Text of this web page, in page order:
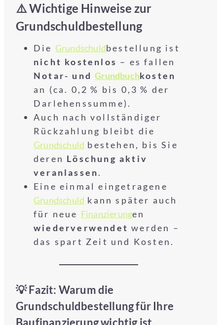
⚠️ Wichtige Hinweise zur
Grundschuldbestellung
Die Grundschuldbestellung ist
nicht kostenlos – es fallen
Notar- undGrundbuchkosten
an (ca. 0,2 % bis 0,3 % der
Darlehenssumme).
Auch nach vollständiger
Rückzahlung bleibt die
Grundschuld bestehen, bis Sie
deren Löschung aktiv
veranlassen.
Eine einmal eingetragene
Grundschuld kann später auch
für neue Finanzierungen
wiederverwendet werden –
das spart Zeit und Kosten.
💡 Fazit: Warum die
Grundschuldbestellung für Ihre
Baufinanzierung wichtig ist